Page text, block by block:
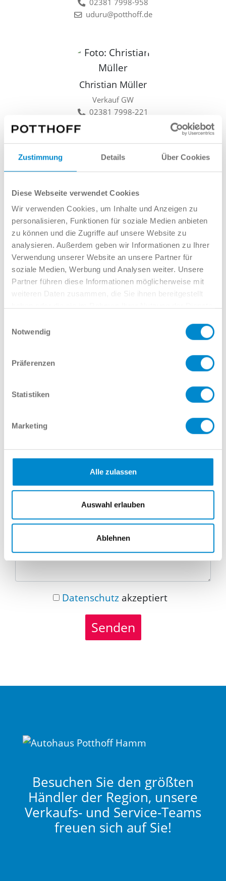
Zustimmung Details Über Cookies
Diese Webseite verwendet Cookies
Wir verwenden Cookies, um Inhalte und Anzeigen zu
personalisieren, Funktionen für soziale Medien anbieten
zu können und die Zugriffe auf unsere Website zu
analysieren. Außerdem geben wir Informationen zu Ihrer
Verwendung unserer Website an unsere Partner für
soziale Medien, Werbung und Analysen weiter. Unsere
Partner führen diese Informationen möglicherweise mit
weiteren Daten zusammen, die Sie ihnen bereitgestellt
Notwendig
Präferenzen
Statistiken
Marketing
Alle zulassen
Auswahl erlauben
Ablehnen
02381 7998-958
uduru@potthoff.de
Christian Müller
Verkauf GW
02381 7998-221
Lars Linkamp
Verkauf GW
02381 7998-522
llinkamp@potthoff.de
Oder gern direkt per Mail oder
Telefon:
E-Mail
Nachricht
Datenschutzakzeptiert
Senden
Besuchen Sie den größten
Händler der Region, unsere
Verkaufs- und Service-Teams
freuen sich auf Sie!